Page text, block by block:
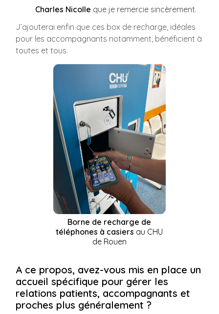
Charles Nicolle que je remercie sincèrement.
J’ajouterai enfin que ces box de recharge, idéales
pour les accompagnants notamment, bénéficient à
toutes et tous.
Borne de recharge de
téléphones à casiers au CHU
de Rouen
A ce propos, avez-vous mis en place un
accueil spécifique pour gérer les
relations patients, accompagnants et
proches plus généralement ?